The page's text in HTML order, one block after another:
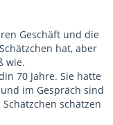
Geschäft und die
hat, aber
wie.
70 Jahre. Sie hatte
im Gespräch sind
schätzen